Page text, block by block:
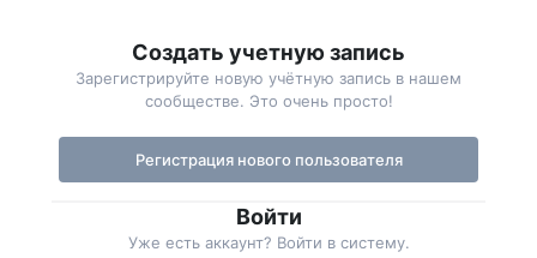
Создать учетную запись
Зарегистрируйте новую учётную запись в нашем
сообществе. Это очень просто!
Регистрация нового пользователя
Войти
Уже есть аккаунт? Войти в систему.